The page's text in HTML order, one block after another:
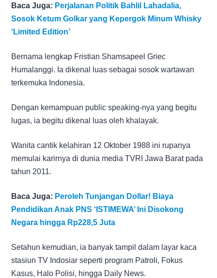
Baca Juga: Perjalanan Politik Bahlil Lahadalia,
Sosok Ketum Golkar yang Kepergok Minum Whisky
‘Limited Edition’
Bernama lengkap Fristian Shamsapeel Griec
Humalanggi. Ia dikenal luas sebagai sosok wartawan
terkemuka Indonesia.
Dengan kemampuan public speaking-nya yang begitu
lugas, ia begitu dikenal luas oleh khalayak.
Wanita cantik kelahiran 12 Oktober 1988 ini rupanya
memulai karirnya di dunia media TVRI Jawa Barat pada
tahun 2011.
Baca Juga: Peroleh Tunjangan Dollar! Biaya
Pendidikan Anak PNS ‘ISTIMEWA’ Ini Disokong
Negara hingga Rp228,5 Juta
Setahun kemudian, ia banyak tampil dalam layar kaca
stasiun TV Indosiar seperti program Patroli, Fokus
Kasus, Halo Polisi, hingga Daily News.